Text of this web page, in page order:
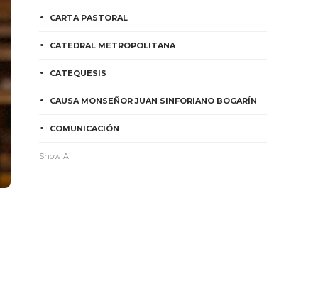
CARTA PASTORAL
CATEDRAL METROPOLITANA
CATEQUESIS
CAUSA MONSEÑOR JUAN SINFORIANO BOGARÍN
COMUNICACIÓN
Show All